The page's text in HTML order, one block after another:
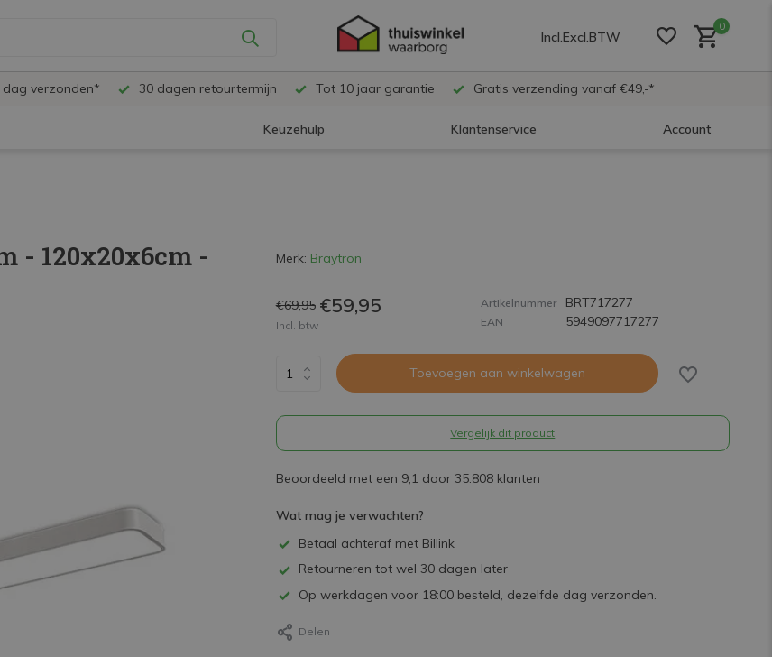
Incl.Excl.BTW
0
dag verzonden* 30 dagen retourtermijn Tot 10 jaar garantie Gratis verzending vanaf €49,-*
Keuzehulp Klantenservice Account
- 120x20x6cm -
Merk: Braytron
€69,95 €59,95
Incl. btw
Artikelnummer BRT717277
EAN 5949097717277
Toevoegen aan winkelwagen
Vergelijk dit product
Beoordeeld met een 9,1 door 35.808 klanten
Wat mag je verwachten?
Betaal achteraf met Billink
Retourneren tot wel 30 dagen later
Op werkdagen voor 18:00 besteld, dezelfde dag verzonden.
Delen